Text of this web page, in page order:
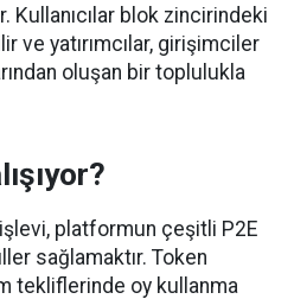
Kullanıcılar blok zincirindeki
ve yatırımcılar, girişimciler
oluşan bir toplulukla
platformun çeşitli P2E
sağlamaktır. Token
tekliflerinde oy kullanma